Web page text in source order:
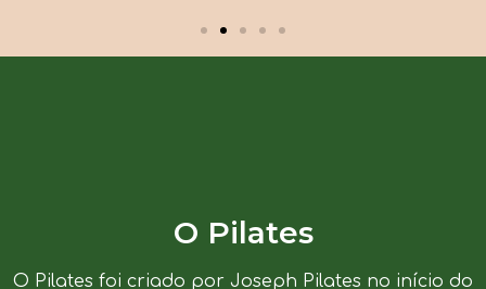
O Pilates
O Pilates foi criado por Joseph Pilates no início do